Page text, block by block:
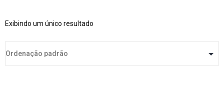
Exibindo um único resultado